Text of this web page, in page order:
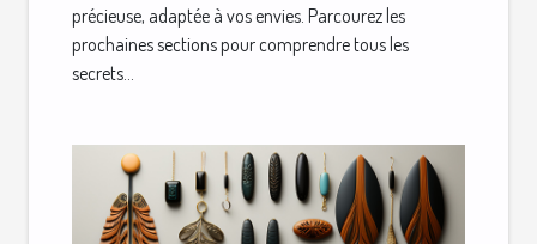
précieuse, adaptée à vos envies. Parcourez les
prochaines sections pour comprendre tous les
secrets...